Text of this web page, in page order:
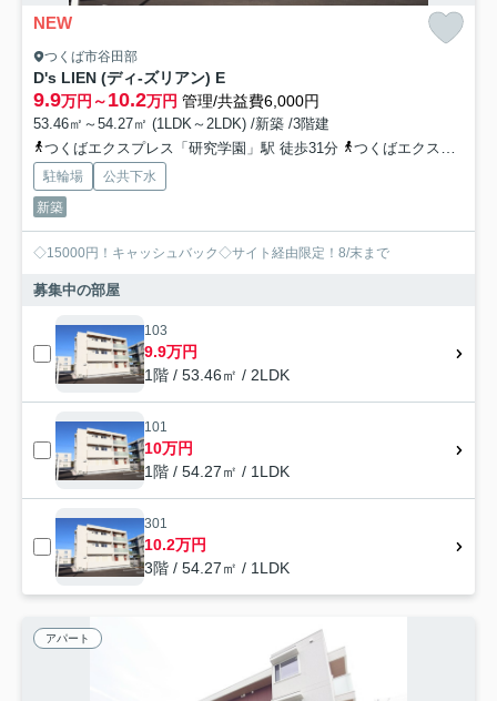
NEW
つくば市谷田部
D's LIEN (ディ-ズリアン) E
9.9万円～10.2万円 管理/共益費6,000円
53.46㎡～54.27㎡ (1LDK～2LDK) /新築 /3階建
つくばエクスプレス「研究学園」駅 徒歩31分
つくばエクスプレス「万博記念公園」駅 徒歩44分
駐輪場
公共下水
新築
◇15000円！キャッシュバック◇サイト経由限定！8/末まで
募集中の部屋
103
9.9万円
1階 / 53.46㎡ / 2LDK
101
10万円
1階 / 54.27㎡ / 1LDK
301
10.2万円
3階 / 54.27㎡ / 1LDK
アパート